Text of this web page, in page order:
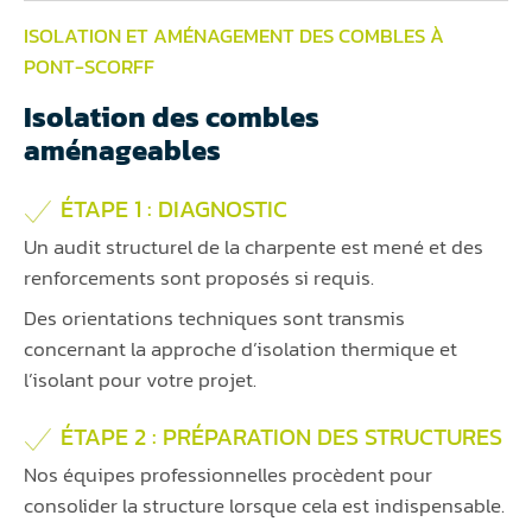
ISOLATION ET AMÉNAGEMENT DES COMBLES À
PONT-SCORFF
Isolation des combles
aménageables
ÉTAPE 1 : DIAGNOSTIC
Un audit structurel de la charpente est mené et des
renforcements sont proposés si requis.
Des orientations techniques sont transmis
concernant la approche d’isolation thermique et
l’isolant pour votre projet.
ÉTAPE 2 : PRÉPARATION DES STRUCTURES
Nos équipes professionnelles procèdent pour
consolider la structure lorsque cela est indispensable.